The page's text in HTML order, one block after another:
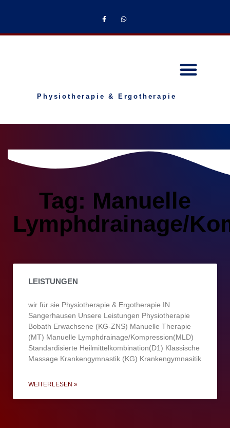
Physiotherapie & Ergotherapie
Tag: Manuelle
Lymphdrainage/
LEISTUNGEN
wir für sie Physiotherapie & Ergotherapie IN
Sangerhausen Unsere Leistungen Physiotherapie
Bobath Erwachsene (KG-ZNS) Manuelle Therapie
(MT) Manuelle Lymphdrainage/Kompression(MLD)
Standardisierte Heilmittelkombination(D1) Klassische
Massage Krankengymnastik (KG) Krankengymnasitik
WEITERLESEN »